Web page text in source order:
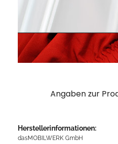
Angaben zur
Herstellerinformationen:
dasMOBILWERK GmbH